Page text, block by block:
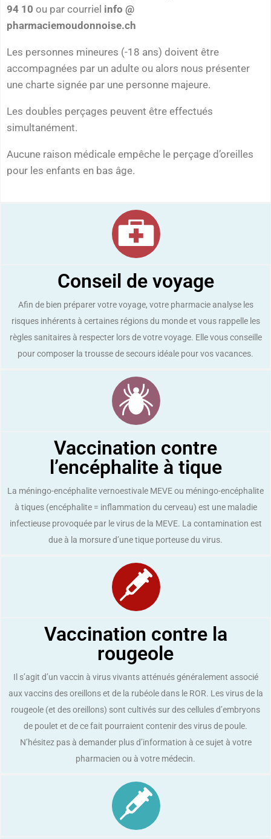
94 10 ou par courriel info @
pharmaciemoudonnoise.ch
Les personnes mineures (-18 ans) doivent être
accompagnées par un adulte ou alors nous présenter
une charte signée par une personne majeure.
Les doubles perçages peuvent être effectués
simultanément.
Aucune raison médicale empêche le perçage d’oreilles
pour les enfants en bas âge.
Conseil de voyage
Afin de bien préparer votre voyage, votre pharmacie analyse les
risques inhérents à certaines régions du monde et vous rappelle les
règles sanitaires à respecter lors de votre voyage. Elle vous conseille
pour composer la trousse de secours idéale pour vos vacances.
Vaccination contre
l’encéphalite à tique
La méningo-encéphalite vernoestivale MEVE ou méningo-encéphalite
à tiques (encéphalite = inflammation du cerveau) est une maladie
infectieuse provoquée par le virus de la MEVE. La contamination est
due à la morsure d’une tique porteuse du virus.
Vaccination contre la
rougeole
Il s’agit d’un vaccin à virus vivants atténués généralement associé
aux vaccins des oreillons et de la rubéole dans le ROR. Les virus de la
rougeole (et des oreillons) sont cultivés sur des cellules d’embryons
de poulet et de ce fait pourraient contenir des virus de poule.
N’hésitez pas à demander plus d’information à ce sujet à votre
pharmacien ou à votre médecin.